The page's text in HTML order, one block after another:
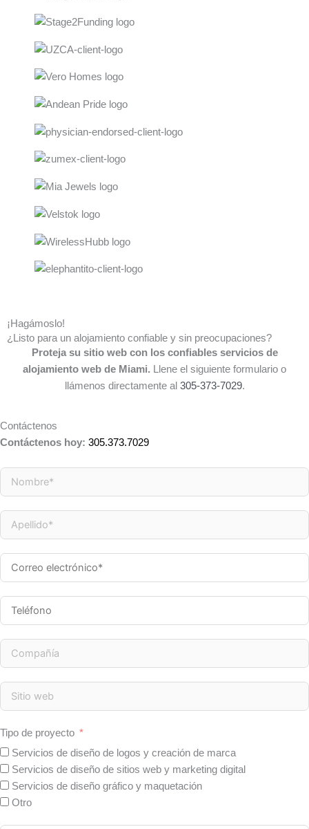
¡Hagámoslo!
¿Listo para un alojamiento confiable y sin preocupaciones?
Proteja su sitio web con los confiables servicios de
alojamiento web de Miami.
Llene el siguiente formulario o
llámenos directamente al 305-373-7029.
Contáctenos
Contáctenos hoy: 305.373.7029
Tipo de proyecto
Servicios de diseño de logos y creación de marca
Servicios de diseño de sitios web y marketing digital
Servicios de diseño gráfico y maquetación
Otro